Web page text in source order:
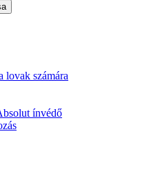
lovak számára
ínvédő